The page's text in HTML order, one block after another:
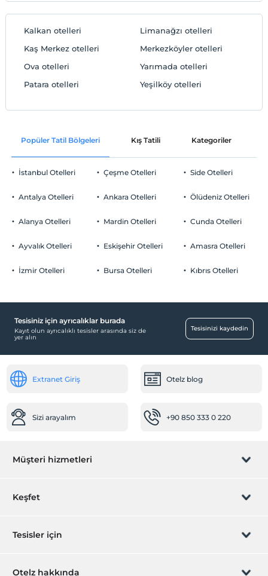
Kalkan otelleri
Kaş Merkez otelleri
Limanağzı otelleri
Merkezköyler otelleri
Ova otelleri
Patara otelleri
Yarımada otelleri
Yeşilköy otelleri
Popüler Tatil Bölgeleri Kış Tatili Kategoriler
İstanbul Otelleri
Antalya Otelleri
Alanya Otelleri
Ayvalık Otelleri
İzmir Otelleri
Çeşme Otelleri
Ankara Otelleri
Mardin Otelleri
Eskişehir Otelleri
Bursa Otelleri
Side Otelleri
Ölüdeniz Otelleri
Cunda Otelleri
Amasra Otelleri
Kıbrıs Otelleri
Tesisiniz için ayrıcalıklar burada
Kayıt olun ayrıcalıklı tesisler arasında siz de
yer alın
Tesisinizi kaydedin
Extranet Giriş Otelz blog
Sizi arayalım +90 850 333 0 220
Müşteri hizmetleri
Rezervasyon yönet
Keşfet
Hediye Kart
Tesisler için
Hemen tesisinizi ekleyin
Otelz hakkında